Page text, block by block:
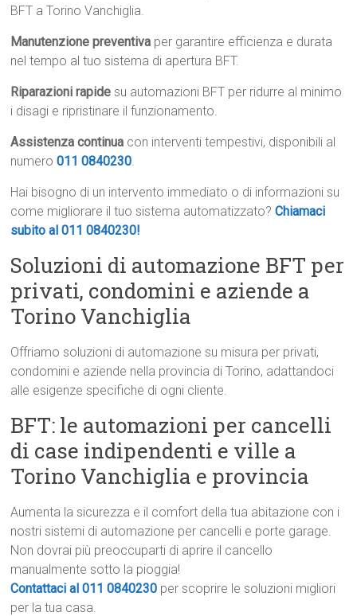
BFT a Torino Vanchiglia.
Manutenzione preventiva per garantire efficienza e durata
nel tempo al tuo sistema di apertura BFT.
Riparazioni rapide su automazioni BFT per ridurre al minimo
i disagi e ripristinare il funzionamento.
Assistenza continua con interventi tempestivi, disponibili al
numero011 0840230.
Hai bisogno di un intervento immediato o di informazioni su
come migliorare il tuo sistema automatizzato?Chiamaci
subito al 011 0840230!
Soluzioni di automazione BFT per
privati, condomini e aziende a
Torino Vanchiglia
Offriamo soluzioni di automazione su misura per privati,
condomini e aziende nella provincia di Torino, adattandoci
alle esigenze specifiche di ogni cliente.
BFT: le automazioni per cancelli
di case indipendenti e ville a
Torino Vanchiglia e provincia
Aumenta la sicurezza e il comfort della tua abitazione con i
nostri sistemi di automazione per cancelli e porte garage.
Non dovrai più preoccuparti di aprire il cancello
manualmente sotto la pioggia!
Contattaci al 011 0840230 per scoprire le soluzioni migliori
per la tua casa.